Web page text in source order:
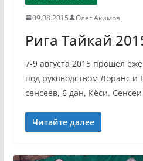
09.08.2015 Олег Акимов
Рига Тайкай
7-9 августа 2015 прошёл
под руководством Лоранс
сенсеев, 6 дан, Кёси.
Читайте далее